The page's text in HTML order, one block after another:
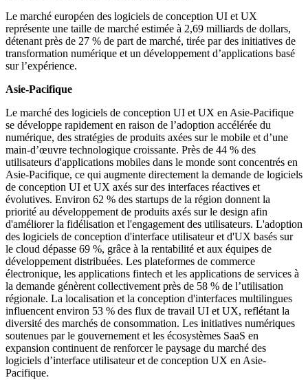
Le marché européen des logiciels de conception UI et UX
représente une taille de marché estimée à 2,69 milliards de dollars,
détenant près de 27 % de part de marché, tirée par des initiatives de
transformation numérique et un développement d’applications basé
sur l’expérience.
Asie-Pacifique
Le marché des logiciels de conception UI et UX en Asie-Pacifique
se développe rapidement en raison de l’adoption accélérée du
numérique, des stratégies de produits axées sur le mobile et d’une
main-d’œuvre technologique croissante. Près de 44 % des
utilisateurs d'applications mobiles dans le monde sont concentrés en
Asie-Pacifique, ce qui augmente directement la demande de logiciels
de conception UI et UX axés sur des interfaces réactives et
évolutives. Environ 62 % des startups de la région donnent la
priorité au développement de produits axés sur le design afin
d'améliorer la fidélisation et l'engagement des utilisateurs. L'adoption
des logiciels de conception d'interface utilisateur et d'UX basés sur
le cloud dépasse 69 %, grâce à la rentabilité et aux équipes de
développement distribuées. Les plateformes de commerce
électronique, les applications fintech et les applications de services à
la demande génèrent collectivement près de 58 % de l’utilisation
régionale. La localisation et la conception d'interfaces multilingues
influencent environ 53 % des flux de travail UI et UX, reflétant la
diversité des marchés de consommation. Les initiatives numériques
soutenues par le gouvernement et les écosystèmes SaaS en
expansion continuent de renforcer le paysage du marché des
logiciels d’interface utilisateur et de conception UX en Asie-
Pacifique.